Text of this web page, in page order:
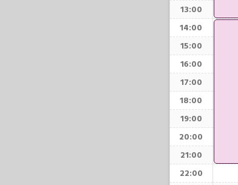
13:00
14:00
15:00
16:00
17:00
18:00
19:00
20:00
21:00
22:00